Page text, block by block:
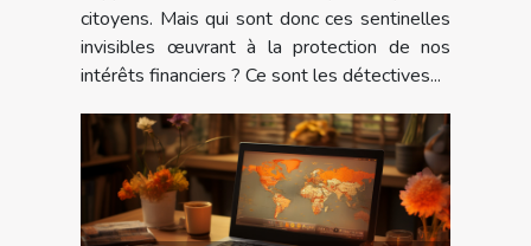
citoyens. Mais qui sont donc ces sentinelles
invisibles œuvrant à la protection de nos
intérêts financiers ? Ce sont les détectives...